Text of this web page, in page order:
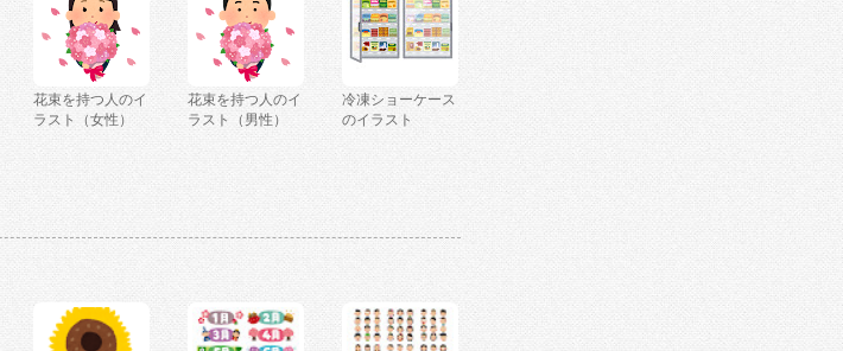
花束を持つ人のイ
ラスト（女性）
花束を持つ人のイ
ラスト（男性）
冷凍ショーケース
のイラスト